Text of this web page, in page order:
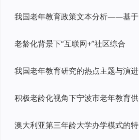
我国老年教育政策文本分析——基于
老龄化背景下“互联网+”社区综合
我国老年教育研究的热点主题与演进
积极老龄化视角下宁波市老年教育供
澳大利亚第三年龄大学办学模式的特